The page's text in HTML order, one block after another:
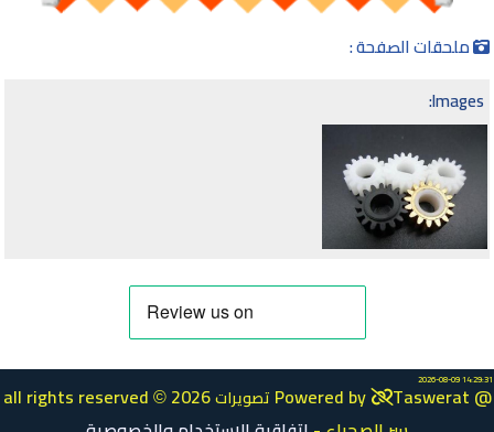
ملحقات الصفحة :
Images:
all rights reserved © تصويرات 2026 Powered by
Taswerat @
2026-08-09 14:29:31